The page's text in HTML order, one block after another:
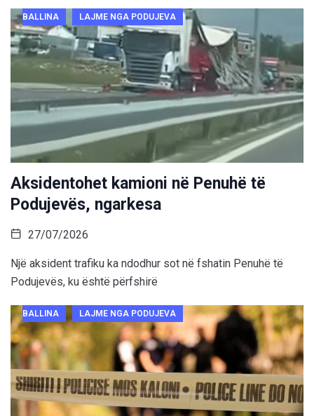
BALLINA LAJME NGA PODUJEVA
Aksidentohet kamioni në Penuhë të
Podujevës, ngarkesa
27/07/2026
Një aksident trafiku ka ndodhur sot në fshatin Penuhë të
Podujevës, ku është përfshirë
BALLINA LAJME NGA PODUJEVA